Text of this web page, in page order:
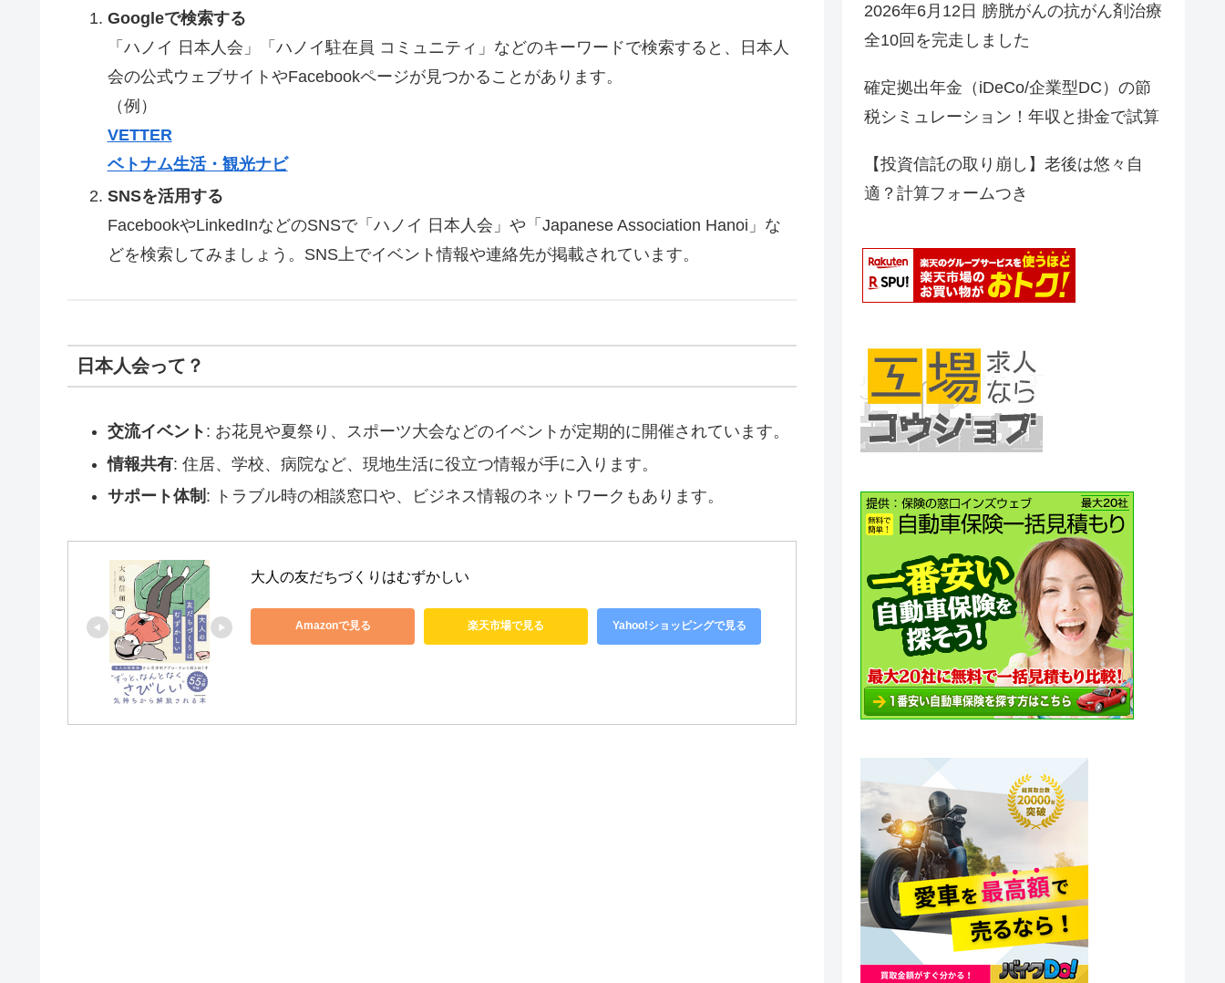
Googleで検索する
「ハノイ 日本人会」「ハノイ駐在員 コミュニティ」などのキーワードで検索すると、日本人
会の公式ウェブサイトやFacebookページが見つかることがあります。
（例）
VETTER
ベトナム生活・観光ナビ
SNSを活用する
FacebookやLinkedInなどのSNSで「ハノイ 日本人会」や「Japanese Association Hanoi」な
どを検索してみましょう。SNS上でイベント情報や連絡先が掲載されています。
日本人会って？
交流イベント : お花見や夏祭り、スポーツ大会などのイベントが定期的に開催されています。
情報共有: 住居、学校、病院など、現地生活に役立つ情報が手に入ります。
サポート体制 : トラブル時の相談窓口や、ビジネス情報のネットワークもあります。
大人の友だちづくりはむずかしい
Amazonで見る 楽天市場で見る Yahoo!ショッピングで見る
2026年6月12日 膀胱がんの抗がん剤治療
全10回を完走しました
確定拠出年金（iDeCo/企業型DC）の節
税シミュレーション！年収と掛金で試算
【投資信託の取り崩し】老後は悠々自
適？計算フォームつき